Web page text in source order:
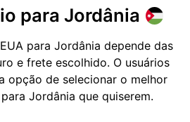
para Jordânia
para Jordânia depende das
e frete escolhido. O usuários
opção de selecionar o melhor
Jordânia que quiserem.